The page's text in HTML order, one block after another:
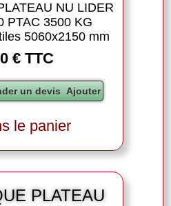
NU LIDER
PTAC 3500 KG
5060x2150 mm
€ TTC
le panier
PLATEAU